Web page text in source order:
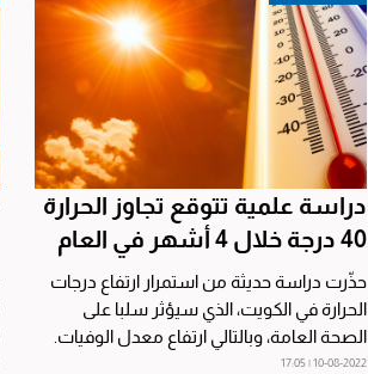
دراسة علمية تتوقع تجاوز الحرارة
40 درجة خلال 4 أشهر في العام
حذّرت دراسة حديثة من استمرار ارتفاع درجات
الحرارة في الكويت، الذي سيؤثر سلبا على
الصحة العامة، وبالتالي ارتفاع معدل الوفيات.
وذكرت...
10-08-2022 | 17:05